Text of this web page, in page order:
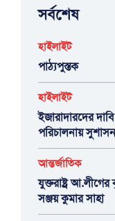
সর্বশেষ
হাইলাইট
পাঠ্যপুস্তক
হাইলাইট
ইজারাদারদের
পরিচালনায়
আন্তর্জাতিক
যুক্তরাষ্ট্র
সঞ্জয় কুমার সাহা